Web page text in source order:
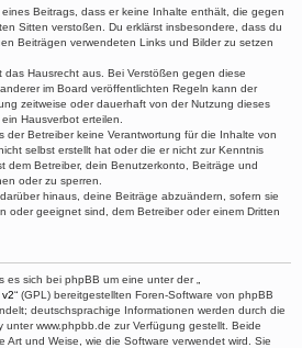
Beitrags, dass er keine Inhalte enthält, die gegen
Sitten verstoßen. Du erklärst insbesondere, dass du
Beiträgen verwendeten Links und Bilder zu setzen
das Hausrecht aus. Bei Verstößen gegen diese
im Board veröffentlichten Regeln kann der
zeitweise oder dauerhaft von der Nutzung dieses
Hausverbot erteilen.
der Betreiber keine Verantwortung für die Inhalte von
selbst erstellt hat oder die er nicht zur Kenntnis
dem Betreiber, dein Benutzerkonto, Beiträge und
oder zu sperren.
hinaus, deine Beiträge abzuändern, sofern sie
oder geeignet sind, dem Betreiber oder einem Dritten
es sich bei phpBB um eine unter der „
“ (GPL) bereitgestellten Foren-Software von phpBB
deutschsprachige Informationen werden durch die
unter www.phpbb.de zur Verfügung gestellt. Beide
Art und Weise, wie die Software verwendet wird. Sie